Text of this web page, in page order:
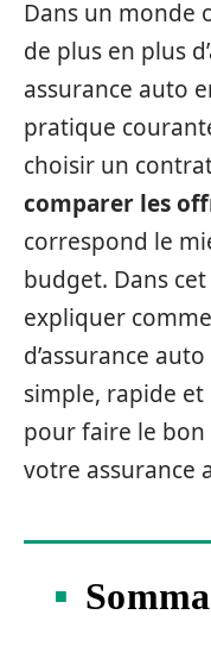
Dans un monde
de plus en plus
assurance auto
pratique
choisir un
comparer les
correspond le
budget. Dans
expliquer
d’assurance
simple, rapide et
pour faire le
votre assurance